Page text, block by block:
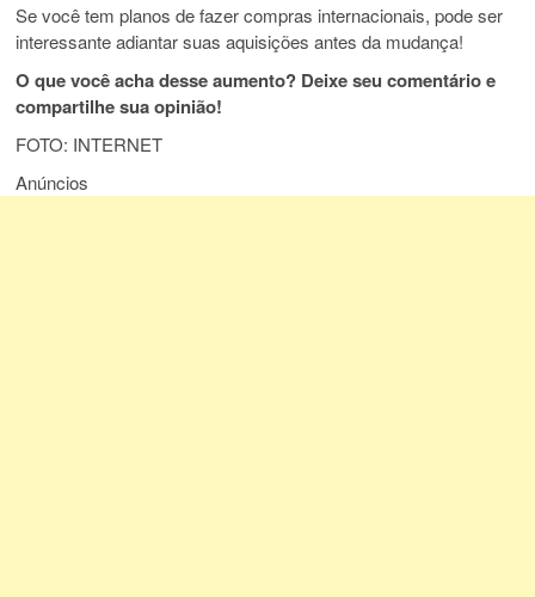
Se você tem planos de fazer compras internacionais, pode ser
interessante adiantar suas aquisições antes da mudança!
O que você acha desse aumento? Deixe seu comentário e
compartilhe sua opinião!
FOTO: INTERNET
Anúncios